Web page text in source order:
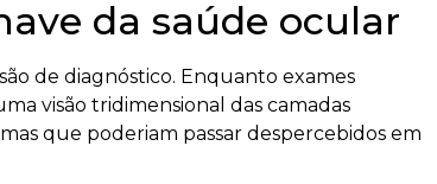
da saúde ocular
de diagnóstico. Enquanto exames
visão tridimensional das camadas
que poderiam passar despercebidos em